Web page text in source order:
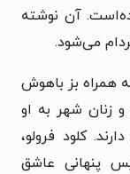
آن نوشته
می‌شود.
همراه بز باهوش
زنان شهر به او
کلود فرولو،
پنهانی عاشق